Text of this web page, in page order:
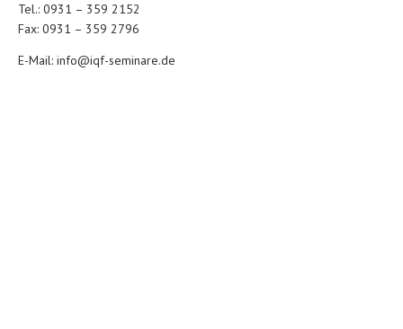
Tel.: 0931 – 359 2152
Fax: 0931 – 359 2796
E-Mail: info@iqf-seminare.de